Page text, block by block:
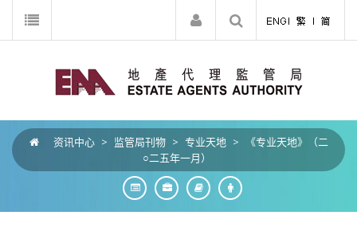
资讯中心 > 监管局刊物 > 专业天地 >
《专业天地》（二
○二五年一月）